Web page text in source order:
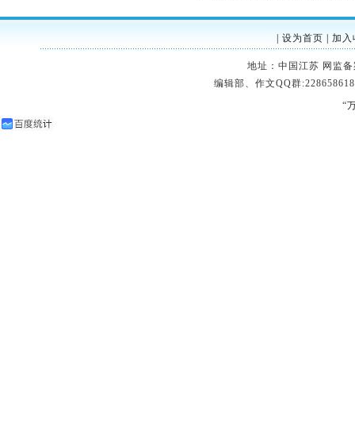
设为首页 加入
地址：中国江苏 网监
编辑部、作文QQ群
“